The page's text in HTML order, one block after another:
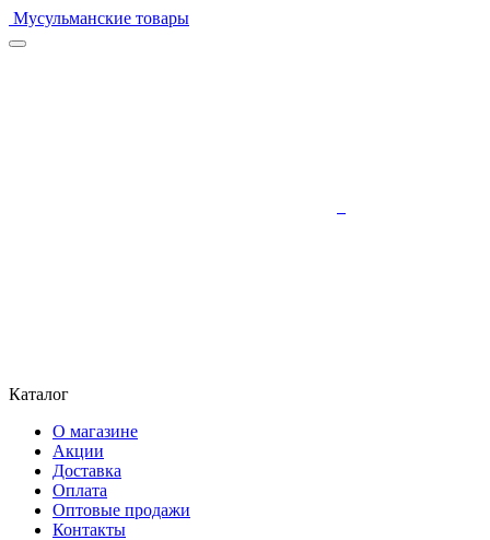
Мусульманские товары
Каталог
О магазине
Акции
Доставка
Оплата
Оптовые продажи
Контакты